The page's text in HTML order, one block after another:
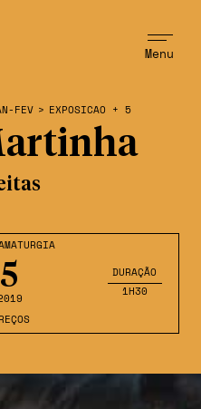
Menu
DURAÇÃO
1H30
FEV > EXPOSICAO + 5